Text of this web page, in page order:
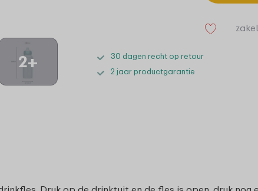
2+
30 dagen recht op retour
2 jaar productgarantie